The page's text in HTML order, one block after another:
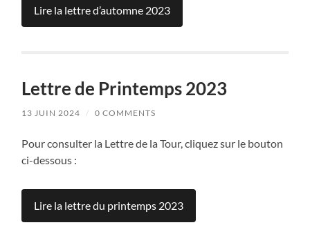
Lire la lettre d’automne 2023
Lettre de Printemps 2023
13 JUIN 2024 / 0 COMMENTS
Pour consulter la Lettre de la Tour, cliquez sur le bouton
ci-dessous :
Lire la lettre du printemps 2023